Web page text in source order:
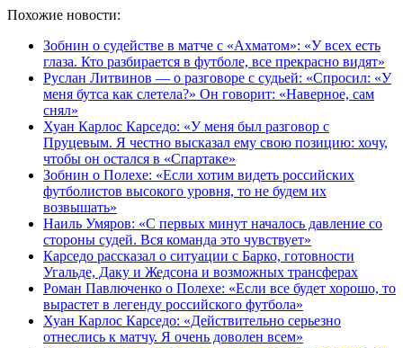
Похожие новости:
Зобнин о судействе в матче с «Ахматом»: «У всех есть
глаза. Кто разбирается в футболе, все прекрасно видят»
Руслан Литвинов — о разговоре с судьей: «Спросил: «У
меня бутса как слетела?» Он говорит: «Наверное, сам
снял»
Хуан Карлос Карседо: «У меня был разговор с
Пруцевым. Я честно высказал ему свою позицию: хочу,
чтобы он остался в «Спартаке»
Зобнин о Полехе: «Если хотим видеть российских
футболистов высокого уровня, то не будем их
возвышать»
Наиль Умяров: «С первых минут началось давление со
стороны судей. Вся команда это чувствует»
Карседо рассказал о ситуации с Барко, готовности
Угальде, Даку и Жедсона и возможных трансферах
Роман Павлюченко о Полехе: «Если все будет хорошо, то
вырастет в легенду российского футбола»
Хуан Карлос Карседо: «Действительно серьезно
отнеслись к матчу. Я очень доволен всем»